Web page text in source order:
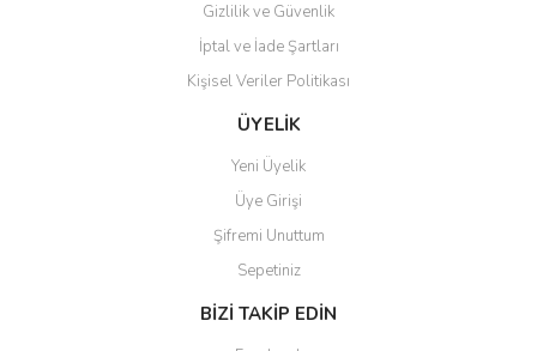
Gizlilik ve Güvenlik
İptal ve İade Şartları
Kişisel Veriler Politikası
ÜYELİK
Yeni Üyelik
Üye Girişi
Şifremi Unuttum
Sepetiniz
BİZİ TAKİP EDİN